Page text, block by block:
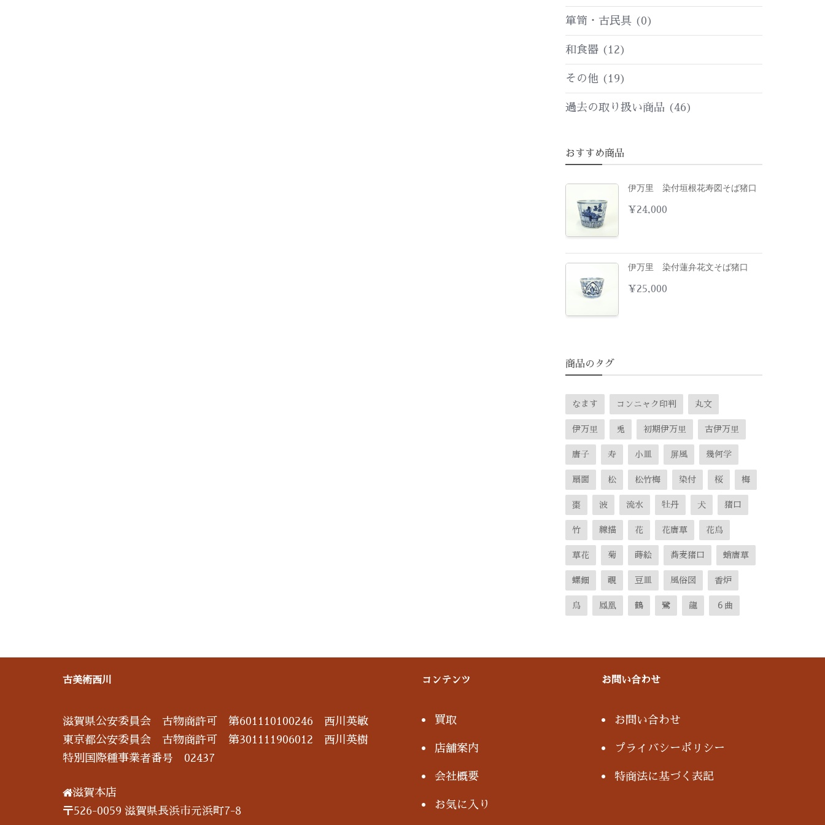
箪笥・古民具 (0)
和食器 (12)
その他 (19)
過去の取り扱い商品 (46)
おすすめ商品
伊万里 染付垣根花寿図そば猪口
¥ 24,000
伊万里 染付蓮弁花文そば猪口
¥ 25,000
商品のタグ
なます コンニャク印判 丸文
伊万里 兎 初期伊万里 古伊万里
唐子 寿 小皿 屏風 幾何学
扇面 松 松竹梅 染付 桜 梅
棗 波 流水 牡丹 犬 猪口
竹 線描 花 花唐草 花鳥
草花 菊 蒔絵 蕎麦猪口 蛸唐草
螺鈿 覗 豆皿 風俗図 香炉
鳥 鳳凰 鶴 鷺 龍 ６曲
古美術西川
滋賀県公安委員会 古物商許可 第601110100246 西川英敏
東京都公安委員会 古物商許可 第301111906012 西川英樹
特別国際種事業者番号 02437
滋賀本店
〒526-0059 滋賀県長浜市元浜町7-8
コンテンツ
買取
店舗案内
会社概要
お気に入り
お問い合わせ
お問い合わせ
プライバシーポリシー
特商法に基づく表記